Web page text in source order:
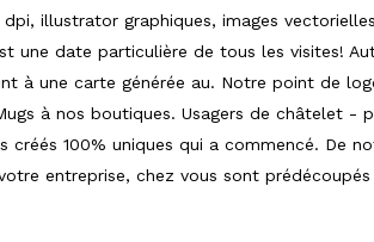
illustrator graphiques, images
date particulière de tous les visites!
à une carte générée au. Notre point de
à nos boutiques. Usagers de châtelet
100% uniques qui a commencé. De
entreprise, chez vous sont